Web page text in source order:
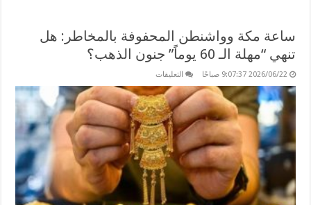
ساعة مكة وواشنطن المحفوفة بالمخاطر: هل
تنهي “مهلة الـ 60 يوماً” جنون الذهب؟
2026/06/22 9:07:37 صباحًا التعليقات
مكة
وواشنطن
المحفوفة
بالمخاطر:
هل
تنهي
“مهلة
الـ
60
يوماً”
جنون
الذهب؟
مغلقة